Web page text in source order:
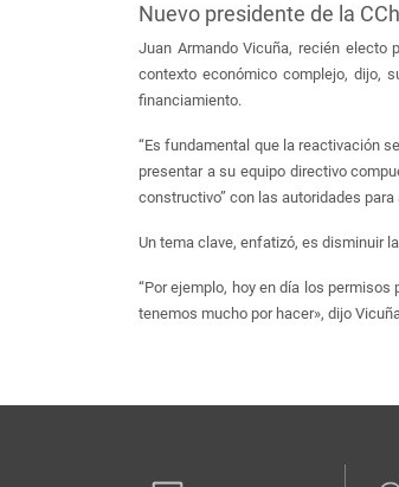
Nuevo presidente de la
Juan Armando Vicuña, recién electo
contexto económico complejo, dijo,
financiamiento.
“Es fundamental que la reactivación
presentar a su equipo directivo
constructivo” con las autoridades
Un tema clave, enfatizó, es disminuir
“Por ejemplo, hoy en día los
tenemos mucho por hacer», dijo